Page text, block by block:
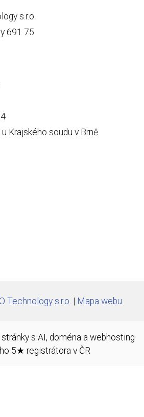
s.r.o.
691 75
Krajského soudu v Brně
Technology s.r.o. | Mapa webu
s AI, doména a webhosting
5★ registrátora v ČR